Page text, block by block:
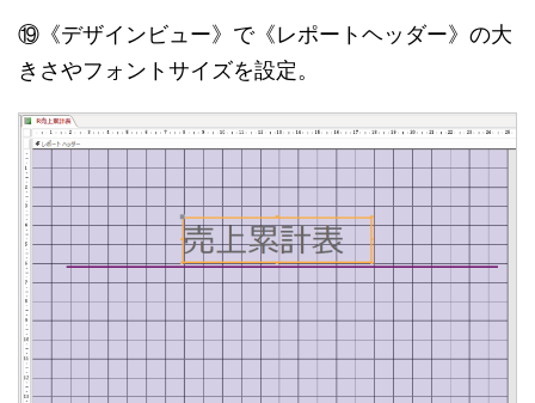
⑲《デザインビュー》で《レポートヘッダー》の大
きさやフォントサイズを設定。